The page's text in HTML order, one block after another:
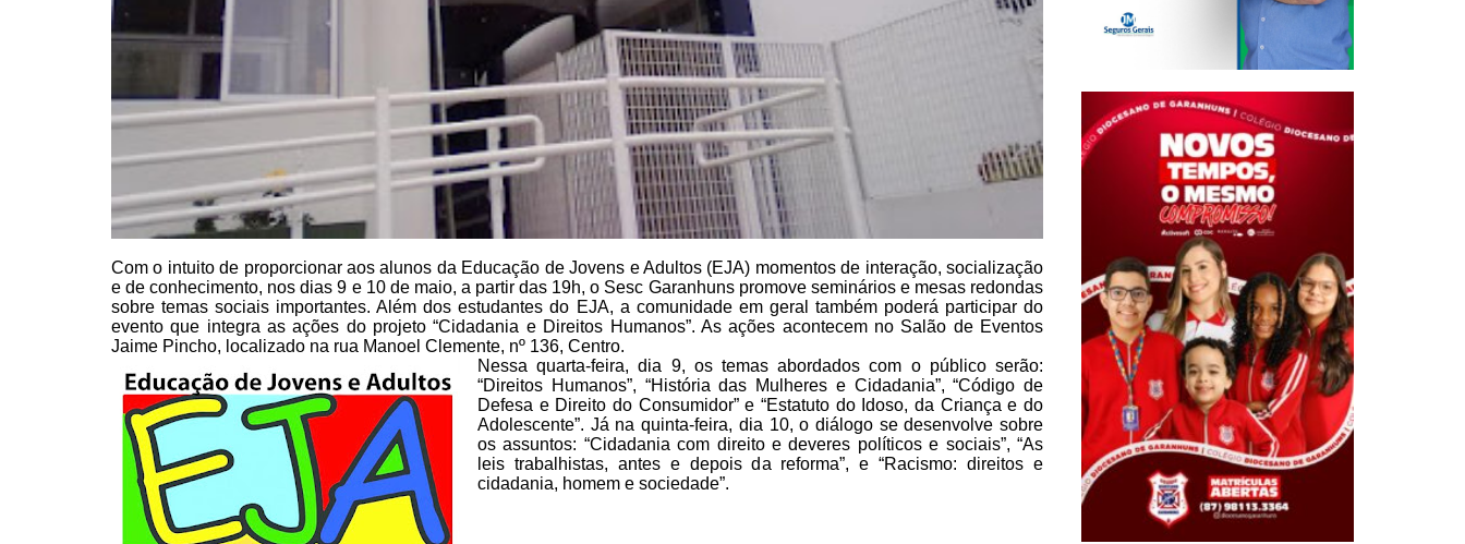
Com o intuito de proporcionaraos alunos da Educação de Jovens e Adultos (EJA) momentos de interação, socialização
e de conhecimento, nos dias 9 e 10 de maio, a partir das 19h, o Sesc Garanhuns promove seminários e mesas redondas
sobre temas sociais importantes. Além dos estudantes do EJA, a comunidade em geral também poderá participar do
evento que integra as ações do projeto “Cidadania e Direitos Humanos”. As ações acontecem no Salão de Eventos
Jaime Pincho, localizado na rua Manoel Clemente, nº 136, Centro.
Nessa quarta-feira, dia 9, ostemas abordados com o público serão:
“Direitos Humanos”, “História das Mulheres e Cidadania”, “Código de
Defesa e Direito do Consumidor” e “Estatuto do Idoso, da Criança e do
Adolescente”. Já na quinta-feira, dia 10, o diálogo sedesenvolve sobre
os assuntos: “Cidadania com direito e deveres políticos e sociais”, “As
leis trabalhistas, antes e depois da reforma”, e “Racismo: direitos e
cidadania, homem e sociedade”.